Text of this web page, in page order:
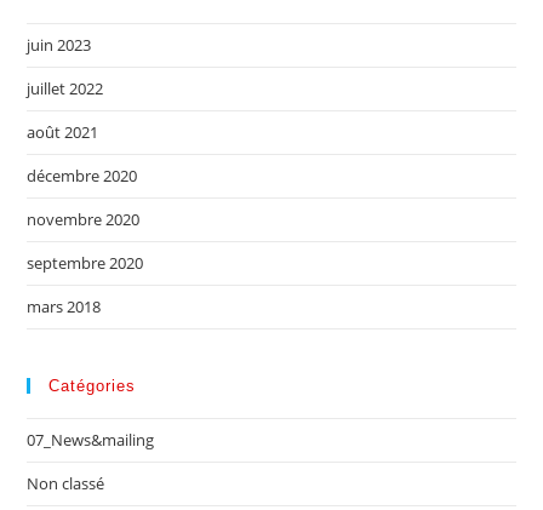
juin 2023
juillet 2022
août 2021
décembre 2020
novembre 2020
septembre 2020
mars 2018
Catégories
07_News&mailing
Non classé